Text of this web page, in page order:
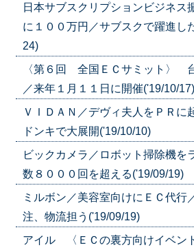
日本サブスクリプションビジネス
に１００万円／サブスクで躍進し
24)
〈第６回 全国ＥＣサミット〉
／来年１月１１日に開催('19/10/17)
ＶＩＤＡＮ／デヴィ夫人をＰＲに
ドンキで大展開('19/10/10)
ビックカメラ／ロボット掃除機を
数８０００回を超える('19/09/19)
ミルボン／美容室向けにＥＣ代行
注、物流担う('19/09/19)
アイル 〈ＥＣの裏方向けイベン